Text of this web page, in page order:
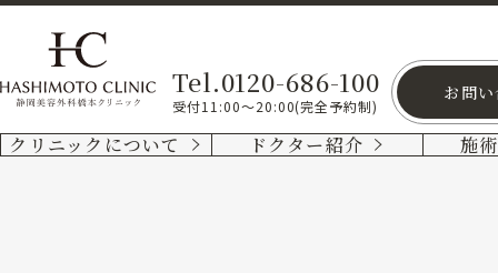
Tel.0120-686-100
受付11:00～20:00(完全予約制)
お問
クリニックについて ドクター紹介 施